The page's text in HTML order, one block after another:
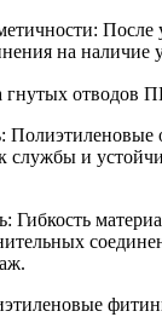
После
на наличие
гнутых отводов
службы и
Гибкость